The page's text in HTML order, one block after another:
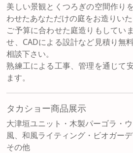
美しい景観とくつろぎの空間作り
わせたあなただけの庭をお造りいた
ご予算に合わせた庭造りもしてい
せ、CADによる設計など見積り無
相談下さい。
熟練工による工事、管理を通じて
ます。
タカショー商品展示
大津垣ユニット・木製パーゴラ・
風、和風ライティング・ビオガー
その他